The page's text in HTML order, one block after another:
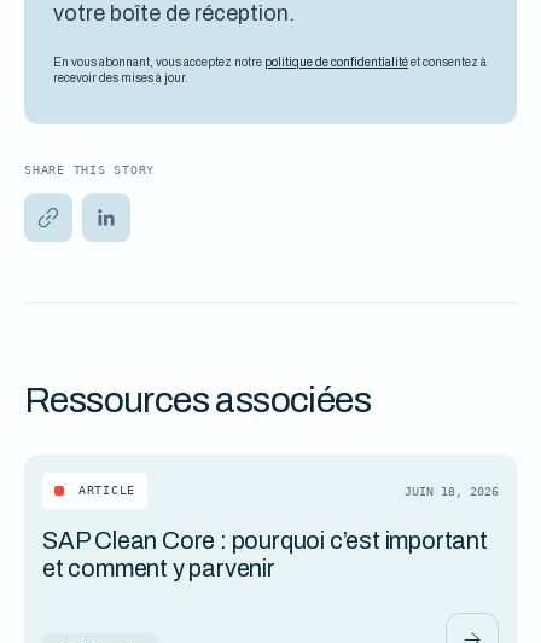
votre boîte de réception.
En vous abonnant, vous acceptez notre politique de confidentialitéet consentez à
recevoir des mises à jour.
SHARE THIS STORY
Ressources associées
ARTICLE JUIN 18, 2026
SAP Clean Core : pourquoi c’est important
et comment y parvenir